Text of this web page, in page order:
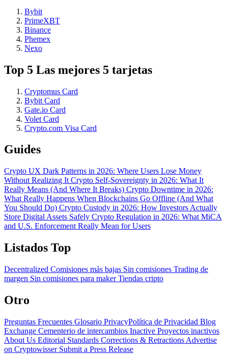
Bybit
PrimeXBT
Binance
Phemex
Nexo
Top 5 Las mejores 5 tarjetas
Cryptomus Card
Bybit Card
Gate.io Card
Volet Card
Crypto.com Visa Card
Guides
Crypto UX Dark Patterns in 2026: Where Users Lose Money
Without Realizing It Crypto Self-Sovereignty in 2026: What It
Really Means (And Where It Breaks) Crypto Downtime in 2026:
What Really Happens When Blockchains Go Offline (And What
You Should Do) Crypto Custody in 2026: How Investors Actually
Store Digital Assets Safely Crypto Regulation in 2026: What MiCA
and U.S. Enforcement Really Mean for Users
Listados Top
Decentralized Comisiones más bajas Sin comisiones Trading de
margen Sin comisiones para makerTiendas cripto
Otro
Preguntas Frecuentes Glosario PrivacyPolítica de Privacidad Blog
Exchange Cementerio de intercambios Inactive Proyectos inactivos
About Us Editorial Standards Corrections & Retractions Advertise
on Cryptowisser Submit a Press Release